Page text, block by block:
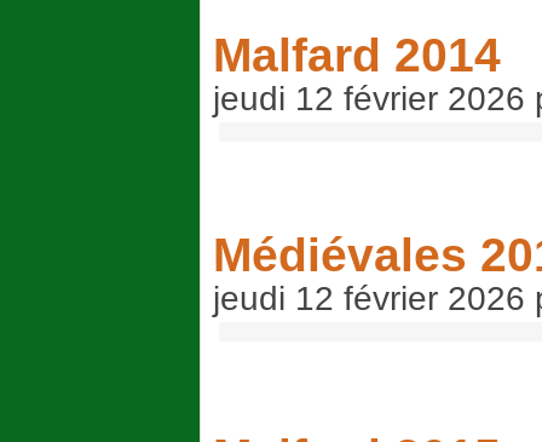
Malfard 2014
jeudi 12 février 2026
Médiévales
jeudi 12 février 2026